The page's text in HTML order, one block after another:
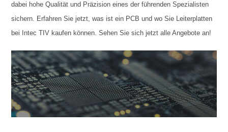
dabei hohe Qualität und Präzision eines der führenden Spezialisten
sichern. Erfahren Sie jetzt, was ist ein PCB und wo Sie Leiterplatten
bei Intec TIV kaufen können. Sehen Sie sich jetzt alle Angebote an!